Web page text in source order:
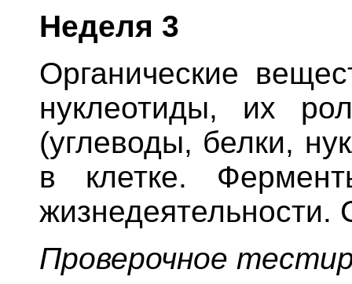
Неделя 3
Органические
нуклеотиды, их
(углеводы, белки,
в клетке.
Проверочное